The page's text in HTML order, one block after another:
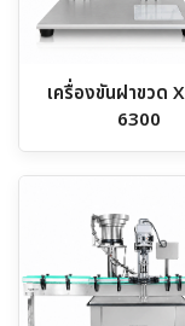
เครื่องขันฝาขวด
6300